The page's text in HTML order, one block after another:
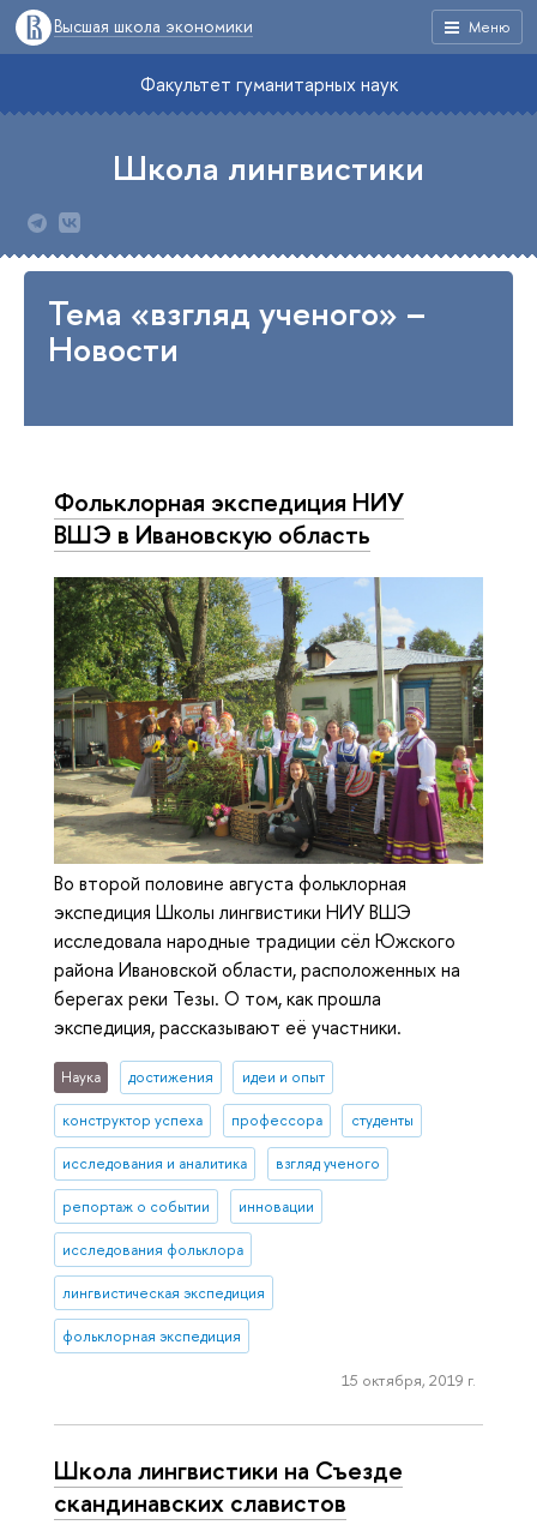
Меню
Высшая школа экономики
Факультет гуманитарных наук
Школа лингвистики
Тема «взгляд ученого» –
Новости
Фольклорная экспедиция НИУ
ВШЭ в Ивановскую область
Во второй половине августа фольклорная
экспедиция Школы лингвистики НИУ ВШЭ
исследовала народные традиции сёл Южского
района Ивановской области, расположенных на
берегах реки Тезы. О том, как прошла
экспедиция, рассказывают её участники.
Наука достижения идеи и опыт
конструктор успеха профессора студенты
исследования и аналитика взгляд ученого
репортаж о событии инновации
исследования фольклора
лингвистическая экспедиция
фольклорная экспедиция
15 октября, 2019 г.
Школа лингвистики на Съезде
скан­ди­нав­ских славистов